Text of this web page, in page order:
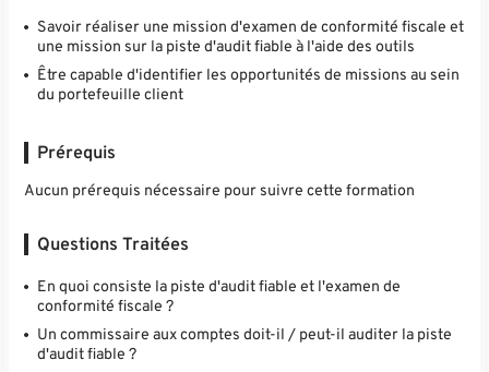
Savoir réaliser une mission d'examen de conformité fiscale et
une mission sur la piste d'audit fiable à l'aide des outils
Être capable d'identifier les opportunités de missions au sein
du portefeuille client
Prérequis
Aucun prérequis nécessaire pour suivre cette formation
Questions Traitées
En quoi consiste la piste d'audit fiable et l'examen de
conformité fiscale ?
Un commissaire aux comptes doit-il / peut-il auditer la piste
d'audit fiable ?